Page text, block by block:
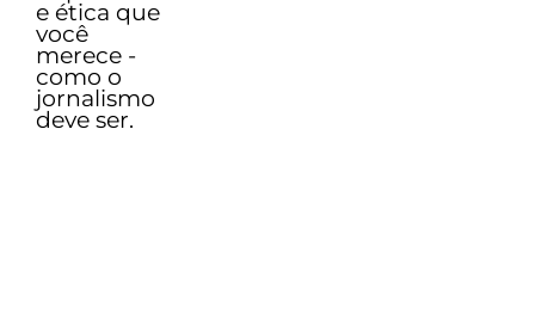
e ética que
você
merece -
como o
jornalismo
deve ser.